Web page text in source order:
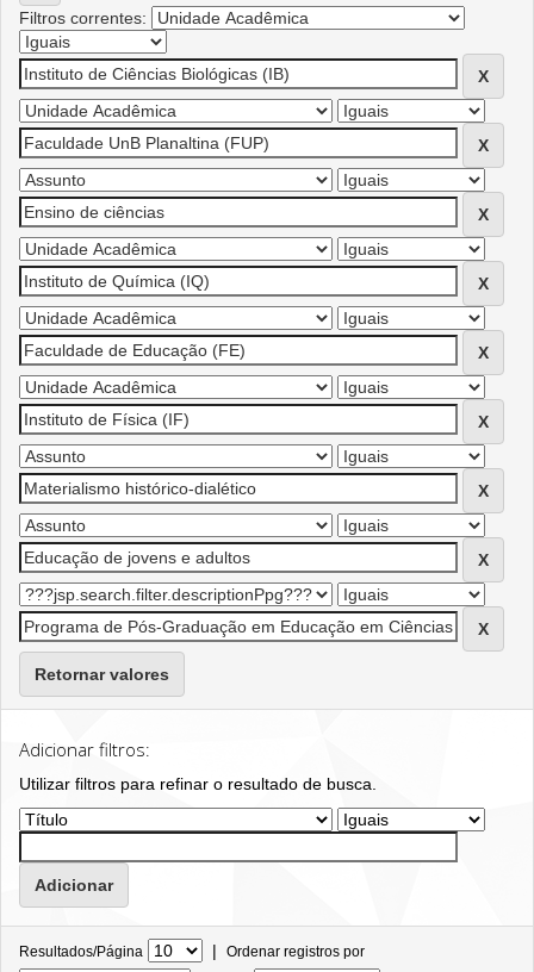
Filtros correntes:
Retornar valores
Adicionar filtros:
Utilizar filtros para refinar o resultado de busca.
Resultados/Página | Ordenar registros por